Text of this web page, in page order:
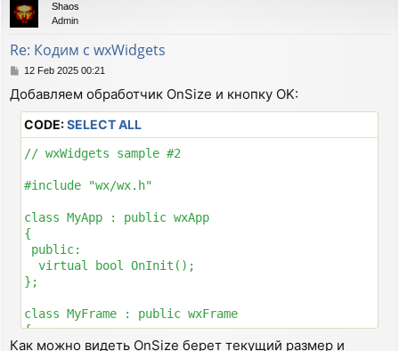
  return true;
BEGIN_EVENT_TABLE(MyFrame, wxFrame)
  EVT_MENU(wxID_ABOUT, MyFrame::OnAbout)
  EVT_MENU(wxID_EXIT,  MyFrame::OnQuit)
END_EVENT_TABLE()
void MyFrame::OnAbout(wxCommandEvent& event)
  wxString msg;
wxMessageBox(msg, wxT("About Minimal"), wxOK |
}
void MyFrame::OnQuit(wxCommandEvent& event)
{
}
const
Shaos
Admin
Re: Кодим с wxWidgets
P
s
t
12 Feb 2025 00:21
Добавляем обработчик OnSize и кнопку OK:
CODE:SELECT ALL
// wxWidgets sample #2
#include "wx/wx.h"
class MyApp : public wxApp
{
public:
  virtual bool OnInit();
};
class MyFrame : public wxFrame
{
public:
Как можно видеть OnSize берет текущий размер и